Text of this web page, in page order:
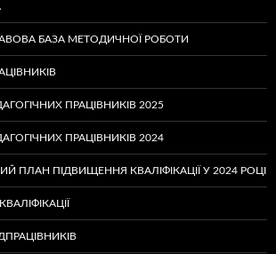
БАЗА МЕТОДИЧНОЇ РОБОТИ
ПРАЦІВНИКІВ 2025
ПРАЦІВНИКІВ 2024
ПЛАН ПІДВИЩЕННЯ КВАЛІФІКАЦІЇ У 2024 РОЦІ